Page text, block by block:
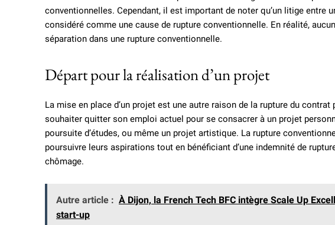
conventionnelles. Cependant, il est important de noter qu’un litige entre
considéré comme une cause de rupture conventionnelle. En réalité,
séparation dans une rupture conventionnelle.
Départ pour la réalisation d’un projet
La mise en place d’un projet est une autre raison de la rupture du
souhaiter quitter son emploi actuel pour se consacrer à un projet
poursuite d’études, ou même un projet artistique. La rupture
poursuivre leurs aspirations tout en bénéficiant d’une indemnité de
chômage.
Autre article : À Dijon, la French Tech BFC intègre Scale Up
start-up